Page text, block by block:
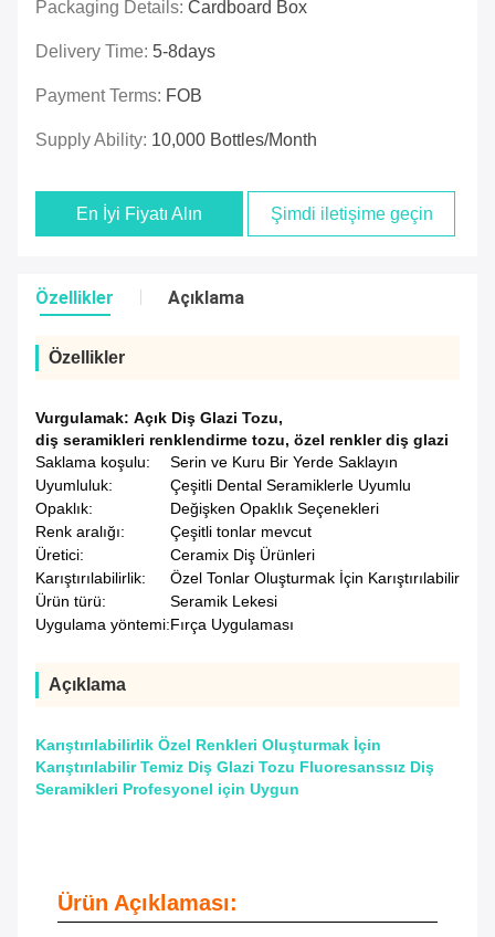
Packaging Details: Cardboard Box
Delivery Time: 5-8days
Payment Terms: FOB
Supply Ability: 10,000 Bottles/month
En İyi Fiyatı Alın Şimdi iletişime geçin
Özellikler Açıklama
Özellikler
Vurgulamak: Açık Diş Glazi Tozu,
diş seramikleri renklendirme tozu, özel renkler diş glazi
Saklama koşulu:
Serin ve Kuru Bir Yerde Saklayın
Uyumluluk:
Çeşitli Dental Seramiklerle Uyumlu
Opaklık:
Değişken Opaklık Seçenekleri
Renk aralığı:
Çeşitli tonlar mevcut
Üretici:
Ceramix Diş Ürünleri
Karıştırılabilirlik:
Özel Tonlar Oluşturmak İçin Karıştırılabilir
Ürün türü:
Seramik Lekesi
Uygulama yöntemi:Fırça Uygulaması
Açıklama
Karıştırılabilirlik Özel Renkleri Oluşturmak İçin
Karıştırılabilir Temiz Diş Glazi Tozu Fluoresanssız Diş
Seramikleri Profesyonel için Uygun
Ürün Açıklaması: